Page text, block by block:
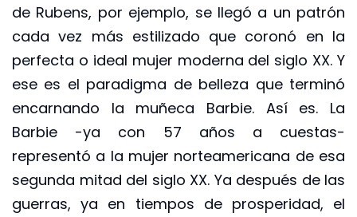
de Rubens, por ejemplo, se llegó a un patrón
cada vez más estilizado que coronó en la
perfecta o ideal mujer moderna del siglo XX. Y
ese es el paradigma de belleza que terminó
encarnando la muñeca Barbie. Así es. La
Barbie -ya con 57 años a cuestas-
representó a la mujer norteamericana de esa
segunda mitad del siglo XX. Ya después de las
guerras, ya en tiempos de prosperidad, el